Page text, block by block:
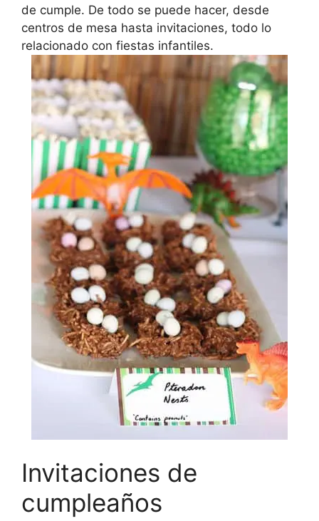
de cumple. De todo se puede hacer, desde
centros de mesa hasta invitaciones, todo lo
relacionado con fiestas infantiles.
Invitaciones de
cumpleaños